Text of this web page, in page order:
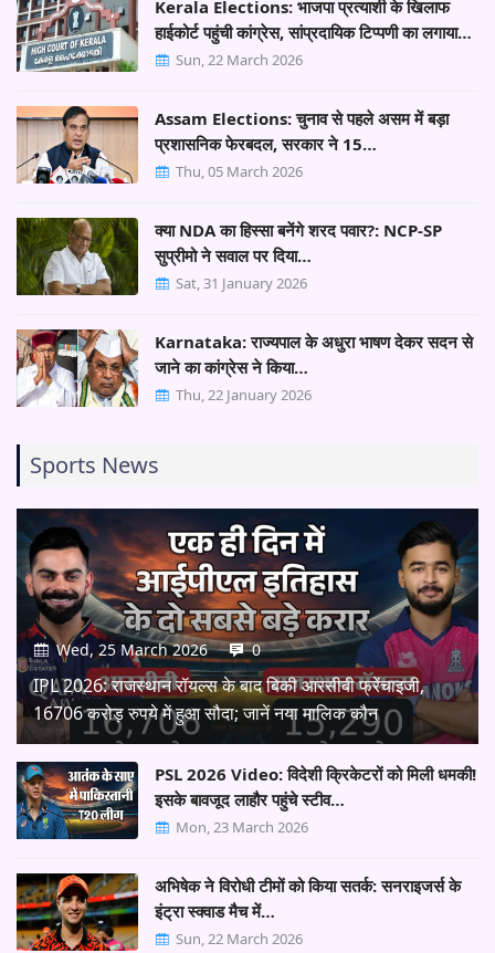
Kerala Elections: भाजपा प्रत्याशी के खिलाफ
हाईकोर्ट पहुंची कांग्रेस, सांप्रदायिक टिप्पणी का लगाया…
Sun, 22 March 2026
Assam Elections: चुनाव से पहले असम में बड़ा
प्रशासनिक फेरबदल, सरकार ने 15…
Thu, 05 March 2026
क्या NDA का हिस्सा बनेंगे शरद पवार?: NCP-SP
सुप्रीमो ने सवाल पर दिया…
Sat, 31 January 2026
Karnataka: राज्यपाल के अधुरा भाषण देकर सदन से
जाने का कांग्रेस ने किया…
Thu, 22 January 2026
Sports News
Wed, 25 March 2026 0
IPL 2026: राजस्थान रॉयल्स के बाद बिकी आरसीबी फ्रेंचाइजी,
16706 करोड़ रुपये में हुआ सौदा; जानें नया मालिक कौन
PSL 2026 Video: विदेशी क्रिकेटरों को मिली धमकी!
इसके बावजूद लाहौर पहुंचे स्टीव…
Mon, 23 March 2026
अभिषेक ने विरोधी टीमों को किया सतर्क: सनराइजर्स के
इंट्रा स्क्वाड मैच में…
Sun, 22 March 2026